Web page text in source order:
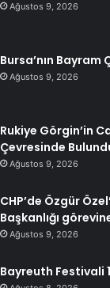
Ağustos 9, 2026
Bursa’nın Bayram
Ağustos 9, 2026
Rukiye Görgin’in
Çevresinde
Ağustos 9, 2026
CHP’de Özgür
Başkanlığı
Ağustos 9, 2026
Bayreuth Festivali